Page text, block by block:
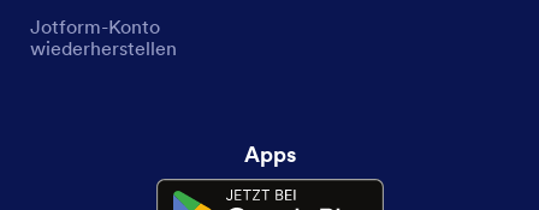
Jotform-Konto
wiederherstellen
Apps